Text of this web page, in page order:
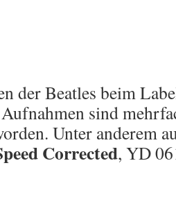
der Beatles beim
sind
Unter anderem
Corrected, YD